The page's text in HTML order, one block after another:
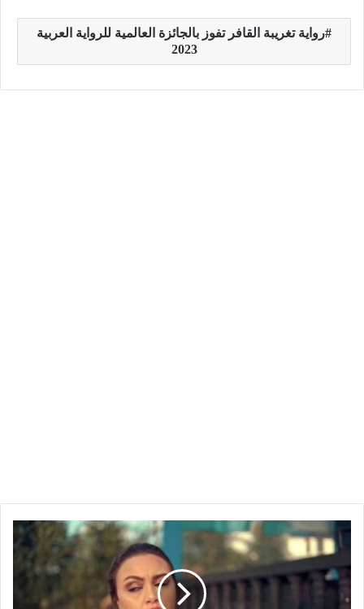
رواية تغريبة القافر تفوز بالجائزة العالمية للرواية العربية
2023